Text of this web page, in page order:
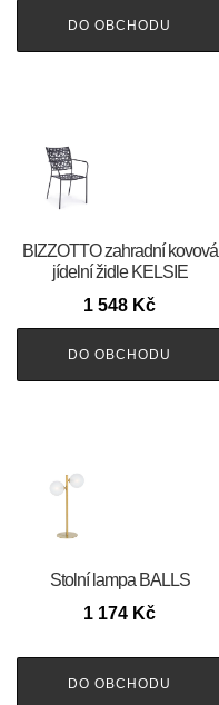
DO OBCHODU
BIZZOTTO zahradní kovová
jídelní židle KELSIE
1 548 Kč
DO OBCHODU
Stolní lampa BALLS
1 174 Kč
DO OBCHODU